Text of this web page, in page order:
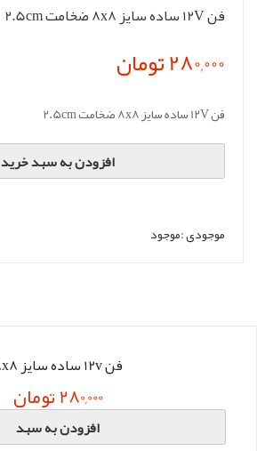
فن 12V ساده سایز 8x8 ضخامت 2.5cm
280,000 تومان
فن 12V ساده سایز 8x8 ضخامت 2.5cm
افزودن به سبد خرید
موجودی :موجود
فن 12v ساده سایز 8x8
280,000 تومان
افزودن به سبد